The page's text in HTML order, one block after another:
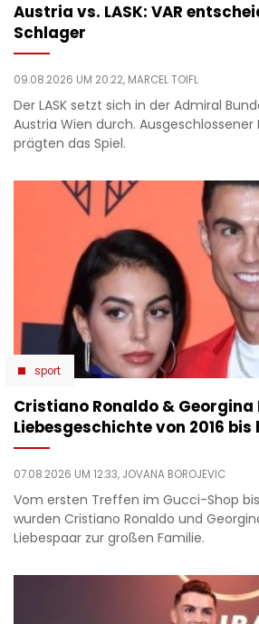
Austria vs. LASK: VAR
Schlager
09.08.2026 UM 20:22, MARCEL TOIFL
Der LASK setzt sich in der Admiral
Austria Wien durch. Ausgeschlossener
prägten das Spiel.
sport
Cristiano Ronaldo & Georgina
Liebesgeschichte von 2016 bis
07.08.2026 UM 12:33, JOVANA BOROJEVIC
Vom ersten Treffen im Gucci-Shop
wurden Cristiano Ronaldo und
Liebespaar zur großen Familie.